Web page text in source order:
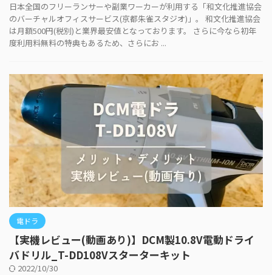
日本全国のフリーランサーや副業ワーカーが利用する「和文化推進協会
のバーチャルオフィスサービス(京都朱雀スタジオ)」。 和文化推進協会
は月額500円(税別)と業界最安値となっております。 さらに今なら初年
度利用料無料の特典もあるため、さらにお ...
電ドラ
【実機レビュー(動画あり)】DCM製10.8V電動ドライ
バドリル_T-DD108Vスターターキット
2022/10/30